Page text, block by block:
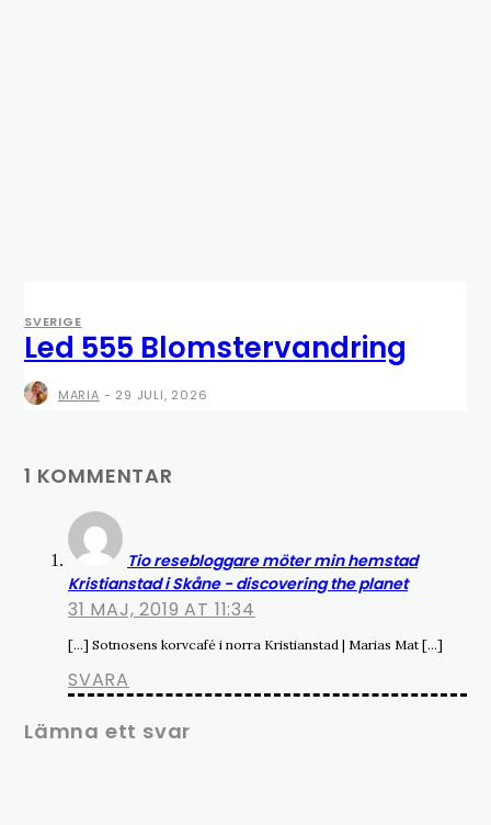
SVERIGE
Led 555 Blomstervandring
MARIA - 29 JULI, 2026
1 KOMMENTAR
Tio resebloggare möter min hemstad
Kristianstad i Skåne - discovering the planet
31 MAJ, 2019 AT 11:34
[…] Sotnosens korvcafé i norra Kristianstad | Marias Mat […]
SVARA
Lämna ett svar